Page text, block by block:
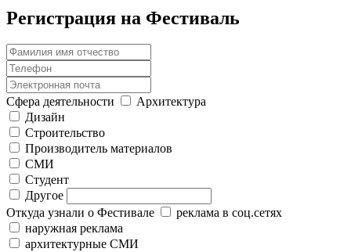
Регистрация на Фестиваль
Сфера деятельности
Архитектура
Дизайн
Строительство
Производитель материалов
СМИ
Студент
Другое
Откуда узнали о Фестивале
реклама в соц.сетях
наружная реклама
архитектурные СМИ